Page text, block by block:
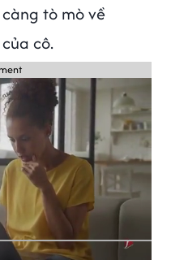
tò mò về
cô.